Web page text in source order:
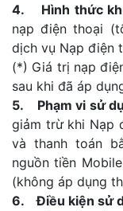
4. Hình thức
nạp điện thoại
dịch vụ Nạp điện
(*) Giá trị nạp
sau khi đã áp
5. Phạm vi sử
giảm trừ khi Nạp
và thanh toán
nguồn tiền
(không áp dụng
6. Điều kiện sử